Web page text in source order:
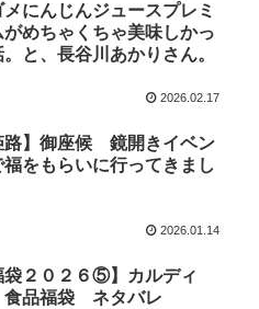
メにんじんジュースプレミ
がめちゃくちゃ美味しかっ
。と、長谷川あかりさん。
2026.02.17
路】御座候 鏡開きイベン
福をもらいに行ってきまし
2026.01.14
袋２０２６⑤】カルディ
品福袋 ネタバレ